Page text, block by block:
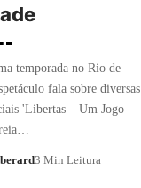
temporada no Rio de
fala sobre diversas
'Libertas – Um Jogo
3 Min Leitura